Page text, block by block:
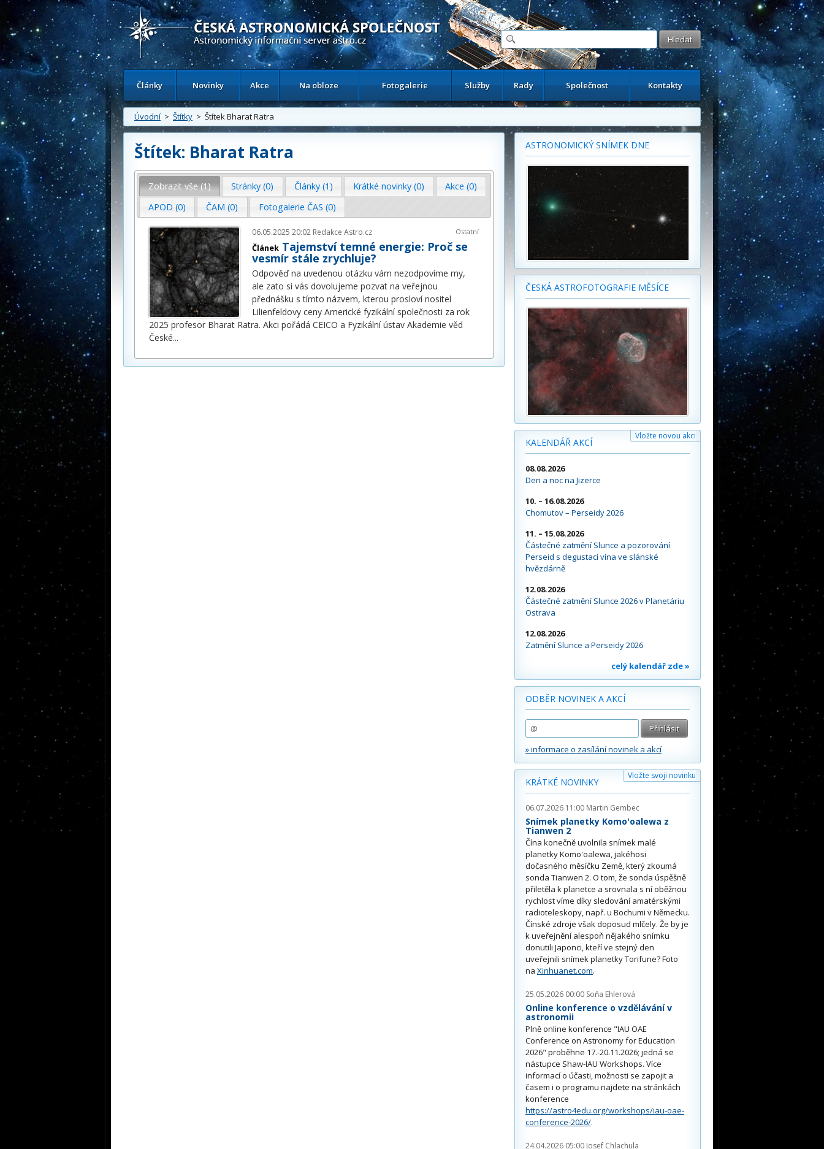
Česká astronomická společnost - Informační astronomický server
Články Novinky Akce Na obloze Fotogalerie Služby Rady Společnost Kontakty
Úvodní > Štítky > Štítek Bharat Ratra
Štítek: Bharat Ratra
Zobrazit vše (1) Stránky (0) Články (1) Krátké novinky (0)
Akce (0)
APOD (0)
ČAM (0) Fotogalerie ČAS (0)
06.05.2025 20:02 Redakce Astro.cz Ostatní
Článek Tajemství temné energie: Proč se
vesmír stále zrychluje?
Odpověď na uvedenou otázku vám nezodpovíme my,
ale zato si vás dovolujeme pozvat na veřejnou
přednášku s tímto názvem, kterou prosloví nositel
Lilienfeldovy ceny Americké fyzikální společnosti za rok
2025 profesor Bharat Ratra. Akci pořádá CEICO a Fyzikální ústav Akademie věd
České...
ASTRONOMICKÝ SNÍMEK DNE
ČESKÁ ASTROFOTOGRAFIE MĚSÍCE
KALENDÁŘ AKCÍ
Vložte novou akci
08.08.2026
Den a noc na Jizerce
10. – 16.08.2026
Chomutov – Perseidy 2026
11. – 15.08.2026
Částečné zatmění Slunce a pozorování
Perseid s degustací vína ve slánské
hvězdárně
12.08.2026
Částečné zatmění Slunce 2026 v Planetáriu
Ostrava
12.08.2026
Zatmění Slunce a Perseidy 2026
celý kalendář zde »
ODBĚR NOVINEK A AKCÍ
» informace o zasílání novinek a akcí
Vložte svoji novinku
KRÁTKÉ NOVINKY
06.07.2026 11:00 Martin Gembec
Snímek planetky Komo'oalewa z
Tianwen 2
Čína konečně uvolnila snímek malé
planetky Komo'oalewa, jakéhosi
dočasného měsíčku Země, který zkoumá
sonda Tianwen 2. O tom, že sonda úspěšně
přiletěla k planetce a srovnala s ní oběžnou
rychlost víme díky sledování amatérskými
radioteleskopy, např. u Bochumi v Německu.
Čínské zdroje však doposud mlčely. Že by je
k uveřejnění alespoň nějakého snímku
donutili Japonci, kteří ve stejný den
uveřejnili snímek planetky Torifune? Foto
na Xinhuanet.com.
25.05.2026 00:00 Soňa Ehlerová
Online konference o vzdělávání v
astronomii
Plně online konference "IAU OAE
Conference on Astronomy for Education
2026" proběhne 17.-20.11.2026; jedná se
nástupce Shaw-IAU Workshops. Více
informací o účasti, možnosti se zapojit a
časem i o programu najdete na stránkách
konference
https://astro4edu.org/workshops/iau-oae-
conference-2026/.
24.04.2026 05:00 Josef Chlachula